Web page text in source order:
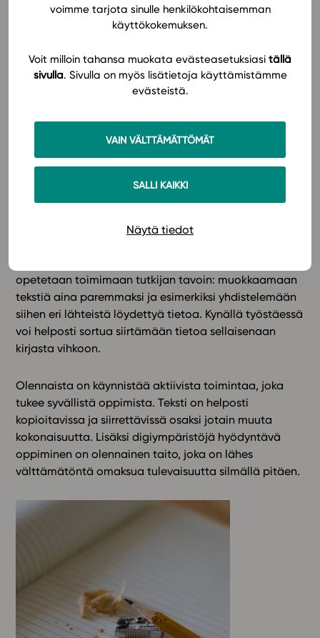
voimme tarjota sinulle henkilökohtaisemman
käyttökokemuksen.
Voit milloin tahansa muokata evästeasetuksiasi tällä
sivulla. Sivulla on myös lisätietoja käyttämistämme
evästeistä.
VAIN VÄLTTÄMÄTTÖMÄT
SALLI KAIKKI
Näytä tiedot
Tämä on varmasti totta, koska näppäimistöllä on niin
siirsivät puhetta suoraan lehtorin suusta
näppäimistölle sitä tarkemmin prosessoimatta. Tämä
siis, jos ei ole kokemusta teknologian käytöstä
Todellisuudessa kuitenkintietokoneella tiedon
tuottamisessa on valtavasti etuja. Tekstiä on helpompi
esittää monipuolisesti eri mediamuotoja hyödyntäen.
voidaan työstää ja täydentää myöhemmin. Sisältöihin
opetetaan toimimaan tutkijan tavoin: muokkaamaan
tekstiä aina paremmaksi ja esimerkiksi yhdistelemään
siihen eri lähteistä löydettyä tietoa. Kynällä työstäessä
voi helposti sortua siirtämään tietoa sellaisenaan
kirjasta vihkoon.
Olennaista on käynnistää aktiivista toimintaa, joka
tukee syvällistä oppimista. Teksti on helposti
kopioitavissa ja siirrettävissä osaksi jotain muuta
kokonaisuutta. Lisäksi digiympäristöjä hyödyntävä
oppiminen on olennainen taito, joka on lähes
välttämätöntä omaksua tulevaisuutta silmällä pitäen.